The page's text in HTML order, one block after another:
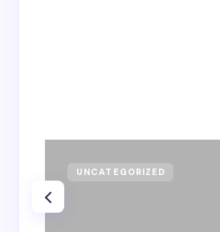
UNCATEGORIZED